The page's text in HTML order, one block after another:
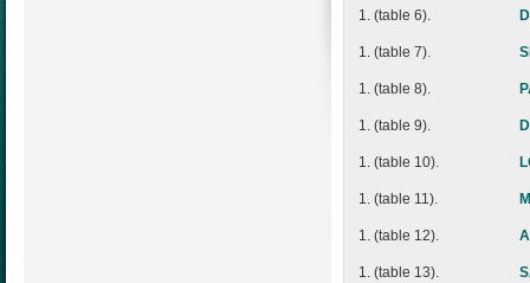
1. (table 6).
1. (table 7).
1. (table 8).
1. (table 9).
1. (table 10).
1. (table 11).
1. (table 12).
1. (table 13).